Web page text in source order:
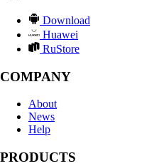
Download
Huawei
RuStore
COMPANY
About
News
Help
PRODUCTS